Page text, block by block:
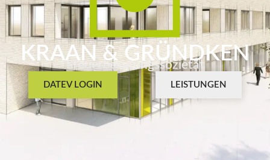
KRAAN & GRÜNDKEN
Steuerberatungssozietät
DATEV LOGIN LEISTUNGEN